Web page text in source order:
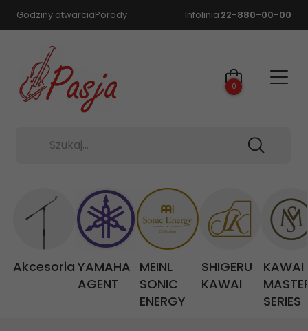
Godziny otwarciaPorady Infolinia 22-880-00-00
Szukaj...
0
Akcesoria YAMAHA
AGENT
MEINL
SONIC
ENERGY
SHIGERU
KAWAI
KAWAI
SERIES